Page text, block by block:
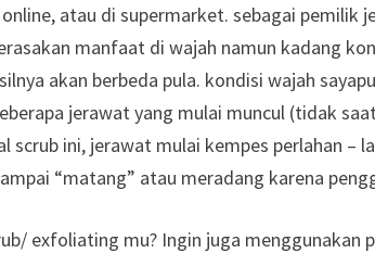
atau di supermarket. sebagai pemilik
manfaat di wajah namun kadang
akan berbeda pula. kondisi wajah
jerawat yang mulai muncul (tidak
ini, jerawat mulai kempes perlahan –
“matang” atau meradang karena
exfoliating mu? Ingin juga menggunakan